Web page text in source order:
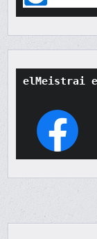
elMeistrai